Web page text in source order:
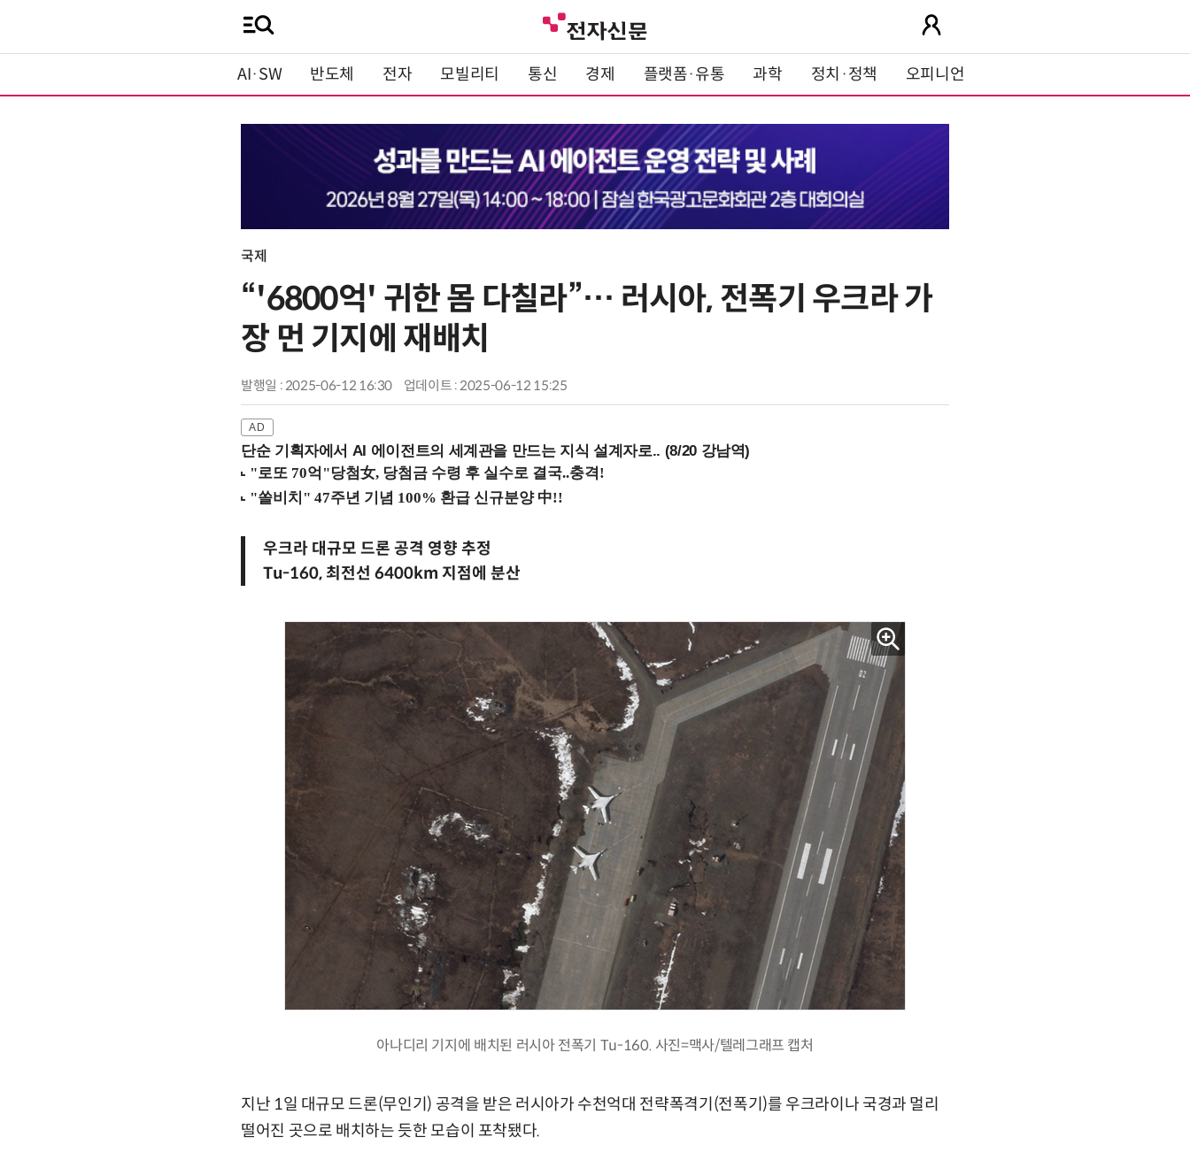
AI·SW 반도체 전자 모빌리티 통신 경제 플랫폼·유통 과학 정치·정책 오피니언
국제
“'6800억' 귀한 몸 다칠라”… 러시아, 전폭기 우크라 가
장 먼 기지에 재배치
발행일 : 2025-06-12 16:30 업데이트 : 2025-06-12 15:25
단순 기획자에서 AI 에이전트의 세계관을 만드는 지식 설계자로.. (8/20 강남역)
우크라 대규모 드론 공격 영향 추정
Tu-160, 최전선 6400km 지점에 분산
아나디리 기지에 배치된 러시아 전폭기 Tu-160. 사진=맥사/텔레그래프 캡처
지난 1일 대규모 드론(무인기) 공격을 받은 러시아가 수천억대 전략폭격기(전폭기)를 우크라이나 국경과 멀리
떨어진 곳으로 배치하는 듯한 모습이 포착됐다.